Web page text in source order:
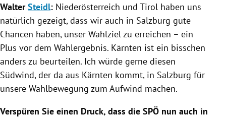
WalterSteidl: Niederösterreich und Tirol haben uns
natürlich gezeigt, dass wir auch in Salzburg gute
Chancen haben, unser Wahlzielzu erreichen – ein
Plus vor dem Wahlergebnis. Kärnten ist ein bisschen
anders zu beurteilen. Ich würde gerne diesen
Südwind, der da aus Kärnten kommt, in Salzburg für
unsere Wahlbewegung zum Aufwind machen.
Verspüren Sie einen Druck, dass die SPÖ nun auch in